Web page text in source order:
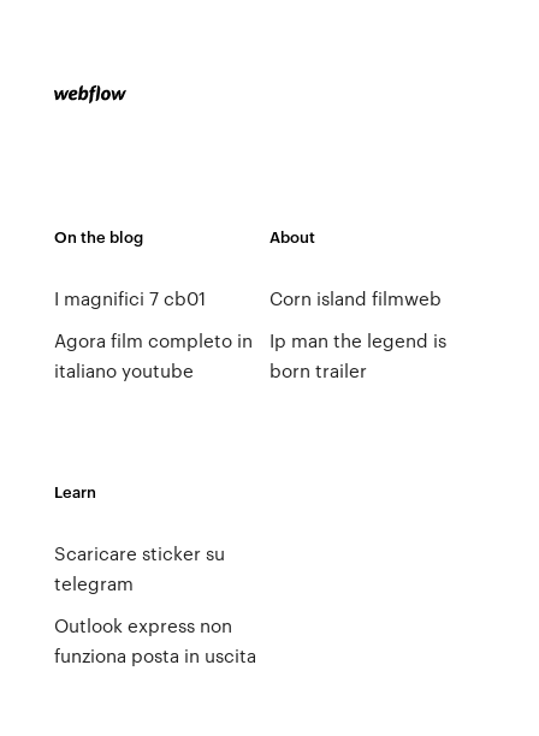
On the blog
I magnifici 7 cb01
Agora film completo in
italiano youtube
About
Corn island filmweb
Ip man the legend is
born trailer
Learn
Scaricare sticker su
telegram
Outlook express non
funziona posta in uscita